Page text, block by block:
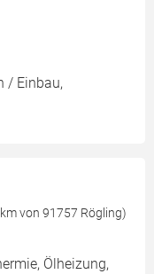
/ Einbau,
von 91757 Rögling)
Ölheizung,